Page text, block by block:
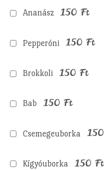
Ananász 150 Ft
Pepperóni 150 Ft
Brokkoli 150 Ft
Bab 150 Ft
Csemegeuborka 150
Kígyóuborka 150 Ft